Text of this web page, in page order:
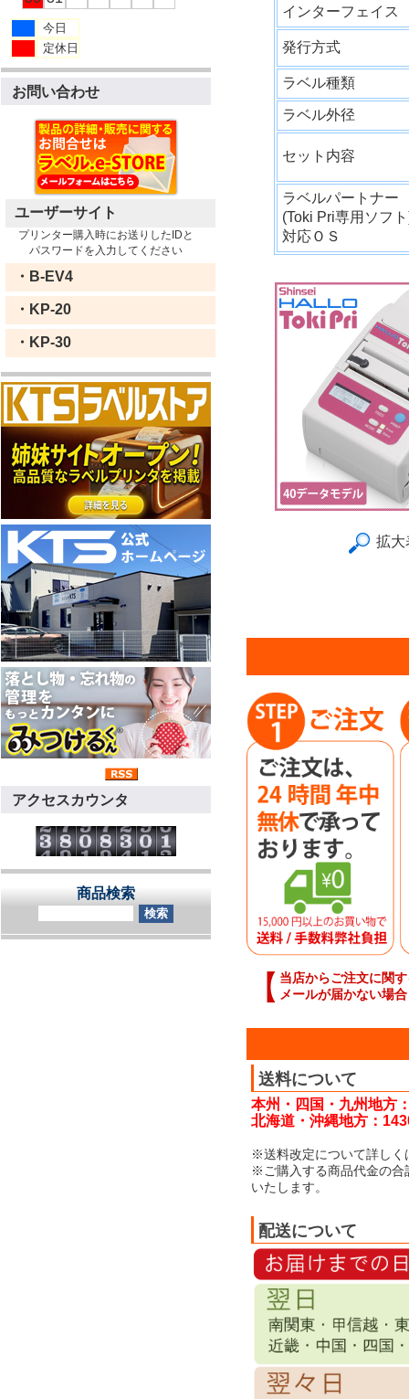
今日
定休日
お問い合わせ
ユーザーサイト
プリンター購入時にお送りしたIDと
パスワードを入力してください
・B-EV4
・KP-20
・KP-30
アクセスカウンタ
商品検索
インターフェイス
発行方式
ラベル種類
ラベル外径
セット内容
ラベルパートナー
(Toki Pri専用ソフ
対応ＯＳ
拡大
【 当店からご注文に関
メールが届かない場合
送料について
本州・四国・九州地方
北海道・沖縄地方：
※送料改定について詳しく
※ご購入する商品代金の合
いたします。
配送について